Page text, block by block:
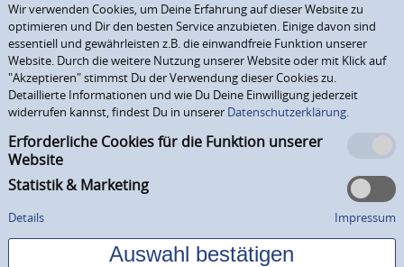
Wir verwenden Cookies, um Deine Erfahrung auf dieser Website zu
optimieren und Dir den besten Service anzubieten. Einige davon sind
essentiell und gewährleisten z.B. die einwandfreie Funktion unserer
Website. Durch die weitere Nutzung unserer Website oder mit Klick auf
"Akzeptieren" stimmst Du der Verwendung dieser Cookies zu.
Detaillierte Informationen und wie Du Deine Einwilligung jederzeit
widerrufen kannst, findest Du in unserer Datenschutzerklärung.
Erforderliche Cookies für die Funktion unserer
Website
Statistik & Marketing
Details Impressum